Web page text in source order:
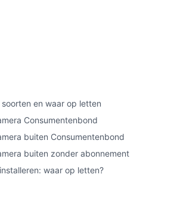
en waar op letten
Consumentenbond
buiten Consumentenbond
buiten zonder abonnement
waar op letten?